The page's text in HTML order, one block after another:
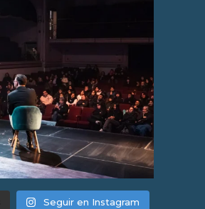
Seguir en Instagram